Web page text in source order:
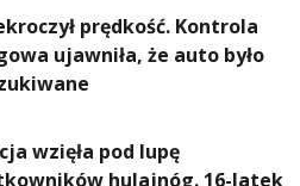
prędkość. Kontrola
ujawniła, że auto było
wzięła pod lupę
hulajnóg. 16-latek